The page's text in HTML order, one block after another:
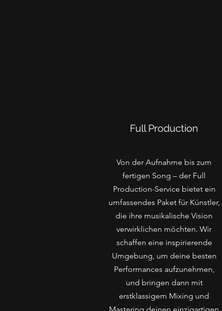
Full Production
Von der Aufnahme bis zum
fertigen Song – der Full
Production-Service bietet ein
umfassendes Paket für Künstler,
die ihre musikalische Vision
verwirklichen möchten. Wir
schaffen eine inspirierende
Umgebung, um deine besten
Performances aufzunehmen,
und bringen dann mit
erstklassigem Mixing und